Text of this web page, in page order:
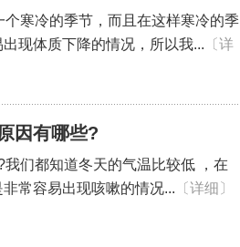
寒冷的季节，而且在这样寒冷的季
现体质下降的情况，所以我... 〔详
因有哪些?
们都知道冬天的气温比较低 ，在
常容易出现咳嗽的情况... 〔详细〕